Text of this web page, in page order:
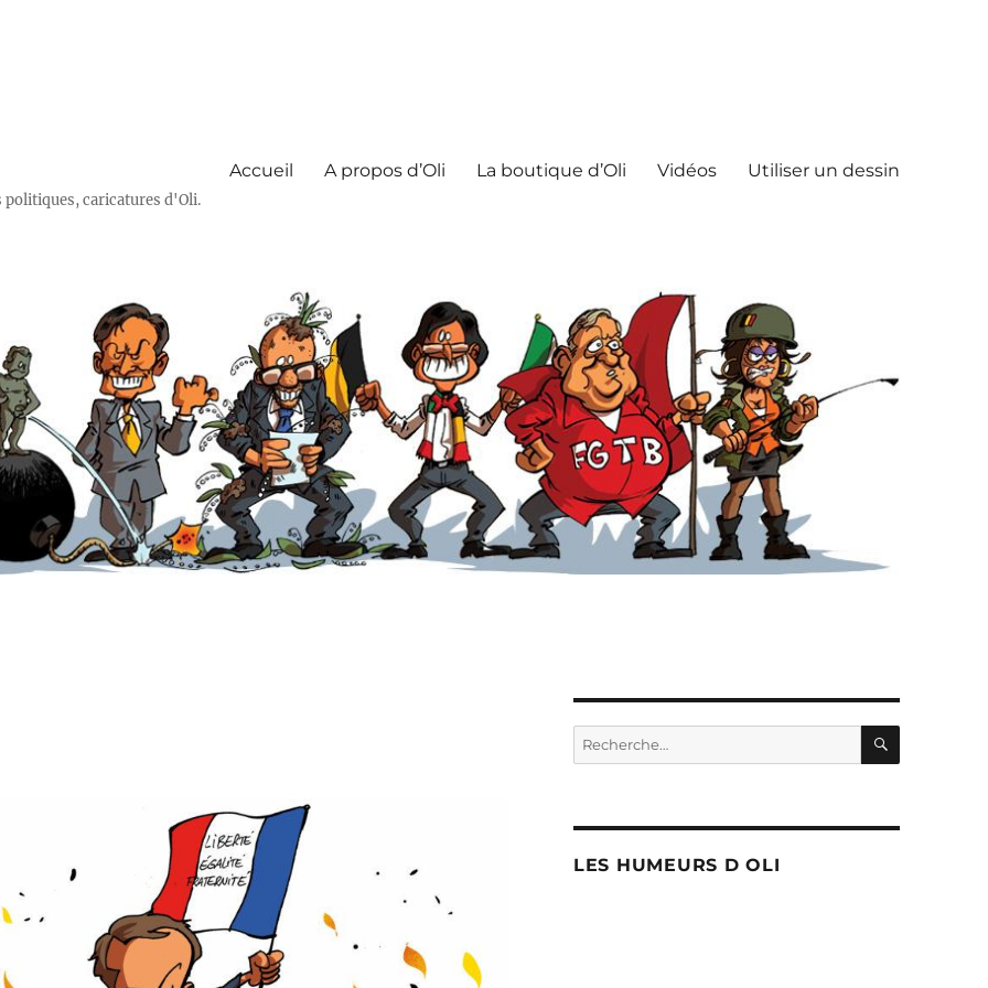
caricatures d'Oli.
Accueil A propos d’Oli La boutique d’Oli Vidéos Utiliser un dessin
Recherche
pour :
LES HUMEURS D OLI